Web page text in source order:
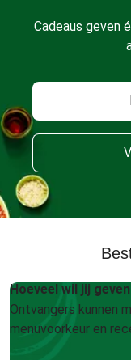
Cadeaus geven
Hoeveel wil jij
Ontvangers kunnen
menuvoorkeur en